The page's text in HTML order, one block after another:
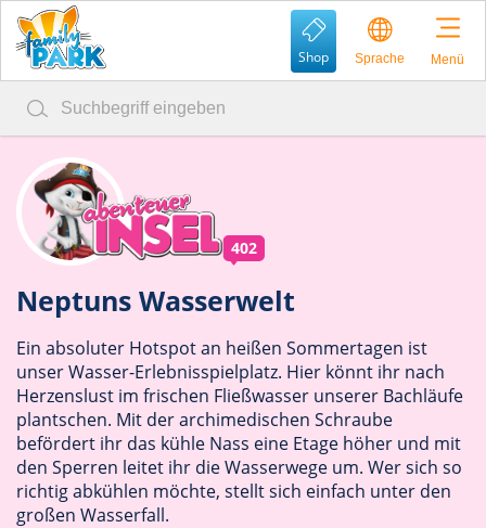
Shop Sprache Menü
402
Neptuns Wasserwelt
Ein absoluter Hotspot an heißen Sommertagen ist
unser Wasser-Erlebnisspielplatz. Hier könnt ihr nach
Herzenslust im frischen Fließwasser unserer Bachläufe
plantschen. Mit der archimedischen Schraube
befördert ihr das kühle Nass eine Etage höher und mit
den Sperren leitet ihr die Wasserwege um. Wer sich so
richtig abkühlen möchte, stellt sich einfach unter den
großen Wasserfall.